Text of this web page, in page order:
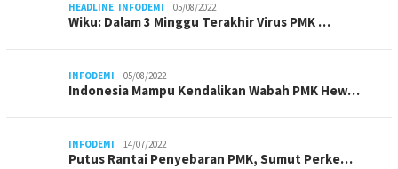
HEADLINE, INFODEMI 05/08/2022
Wiku: Dalam 3 Minggu Terakhir Virus PMK …
INFODEMI 05/08/2022
Indonesia Mampu Kendalikan Wabah PMK Hew…
INFODEMI 14/07/2022
Putus Rantai Penyebaran PMK, Sumut Perke…